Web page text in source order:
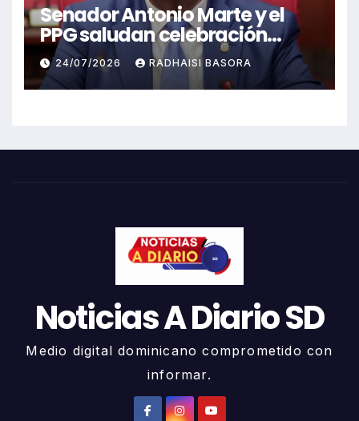
Senador Antonio Marte y el
PPG saludan celebración
Juegos Centroamericanos
24/07/2026 RADHAISI BASORA
Noticias A Diario SD
Medio digital dominicano comprometido con
informar.